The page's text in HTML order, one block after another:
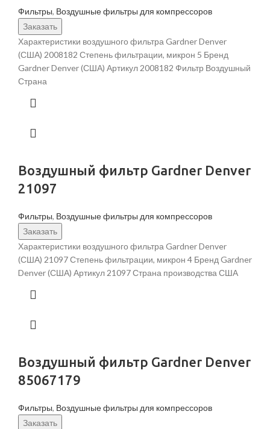
Фильтры, Воздушные фильтры для компрессоров
Заказать
Характеристики воздушного фильтра Gardner Denver
(США) 2008182 Степень фильтрации, микрон 5 Бренд
Gardner Denver (США) Артикул 2008182 Фильтр Воздушный
Страна
Воздушный фильтр Gardner Denver
21097
Фильтры, Воздушные фильтры для компрессоров
Заказать
Характеристики воздушного фильтра Gardner Denver
(США) 21097 Степень фильтрации, микрон 4 Бренд Gardner
Denver (США) Артикул 21097 Страна производства США
Воздушный фильтр Gardner Denver
85067179
Фильтры, Воздушные фильтры для компрессоров
Заказать